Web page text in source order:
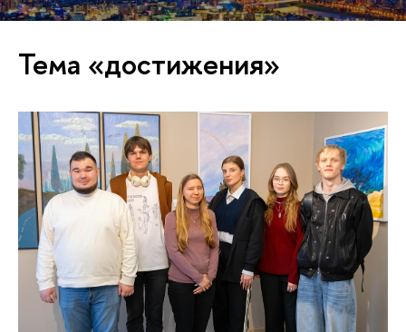
Тема «достижения»